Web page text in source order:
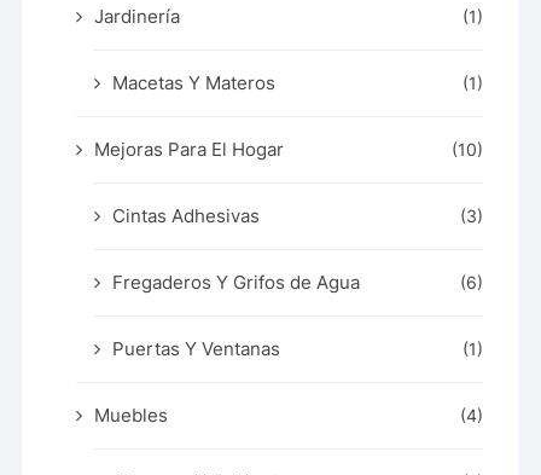
Jardinería (1)
Macetas Y Materos (1)
Mejoras Para El Hogar (10)
Cintas Adhesivas (3)
Fregaderos Y Grifos de Agua (6)
Puertas Y Ventanas (1)
Muebles (4)